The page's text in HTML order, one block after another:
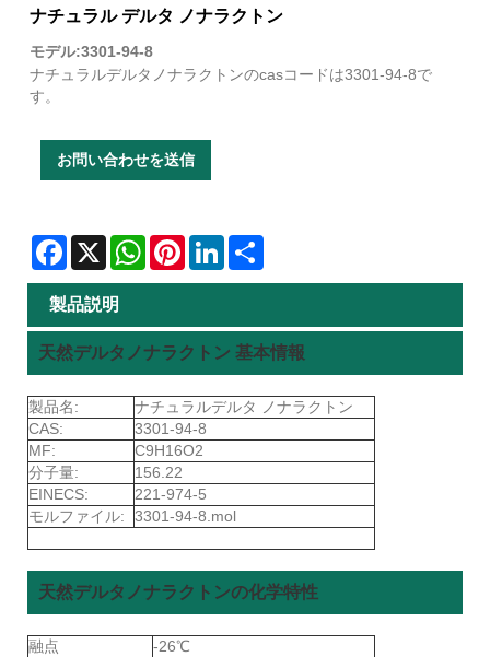
ナチュラル デルタ ノナラクトン
モデル:3301-94-8
ナチュラルデルタノナラクトンのcasコードは3301-94-8で
す。
お問い合わせを送信
Facebook
X WhatsAppPinterestLinkedIn
製品説明
天然デルタノナラクトン 基本情報
製品名:
ナチュラルデルタ ノナラクトン
CAS:
3301-94-8
MF:
C9H16O2
分子量:
156.22
EINECS:
221-974-5
モルファイル:
3301-94-8.mol
天然デルタノナラクトンの化学特性
融点
-26℃